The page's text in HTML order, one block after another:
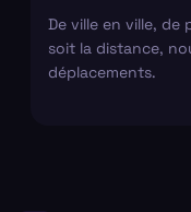
De ville en ville,
soit la distance,
déplacements.